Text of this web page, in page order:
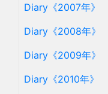
Diary《2007年》
Diary《2008年》
Diary《2009年》
Diary《2010年》